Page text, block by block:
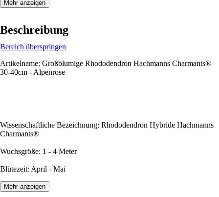
Mehr anzeigen
Beschreibung
Bereich überspringen
Artikelname: Großblumige Rhododendron Hachmanns Charmants®
30-40cm - Alpenrose
Wissenschaftliche Bezeichnung: Rhododendron Hybride Hachmanns
Charmants®
Wuchsgröße: 1 - 4 Meter
Blütezeit: April - Mai
Mehr anzeigen